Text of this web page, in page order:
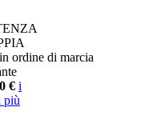
ordine di marcia
€ i
più